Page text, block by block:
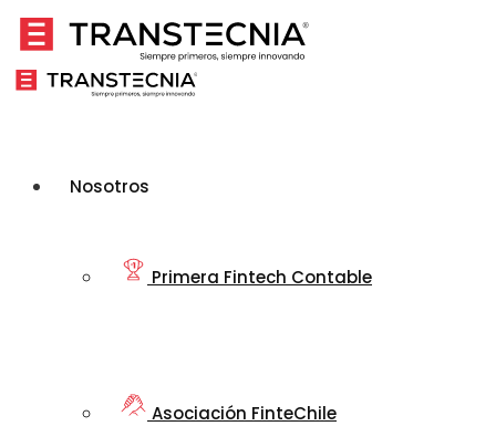
Nosotros
Primera Fintech Contable
Asociación FinteChile